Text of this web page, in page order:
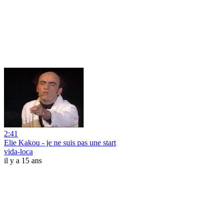
2:41
Elie Kakou - je ne suis pas une start
vida-loca
il y a 15 ans